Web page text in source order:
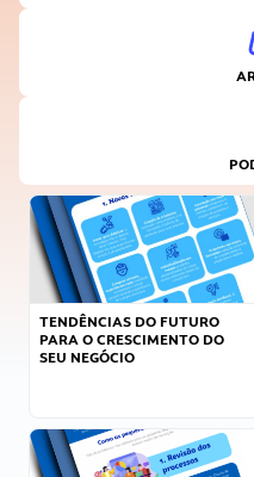
TENDÊNCIAS DO FUTURO
PARA O CRESCIMENTO DO
SEU NEGÓCIO